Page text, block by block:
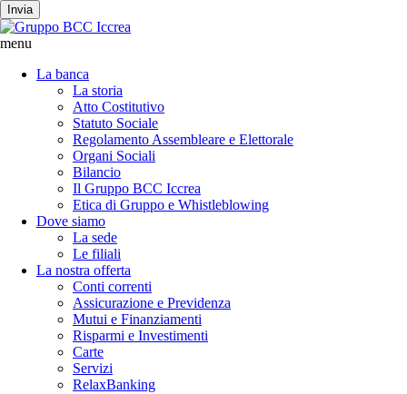
Invia
menu
La banca
La storia
Atto Costitutivo
Statuto Sociale
Regolamento Assembleare e Elettorale
Organi Sociali
Bilancio
Il Gruppo BCC Iccrea
Etica di Gruppo e Whistleblowing
Dove siamo
La sede
Le filiali
La nostra offerta
Conti correnti
Assicurazione e Previdenza
Mutui e Finanziamenti
Risparmi e Investimenti
Carte
Servizi
RelaxBanking